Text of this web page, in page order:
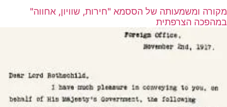
מקורה ומשמעותה של הססמא "חירות, שוויון, אחווה"
במהפכה הצרפתית